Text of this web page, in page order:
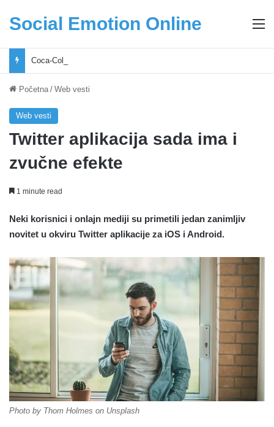
Social Emotion Online
Početna / Web vesti
Web vesti
Twitter aplikacija sada ima i
zvučne efekte
1 minute read
Neki korisnici i onlajn mediji su primetili jedan zanimljiv
novitet u okviru Twitter aplikacije za iOS i Android.
Photo by Thom Holmes on Unsplash